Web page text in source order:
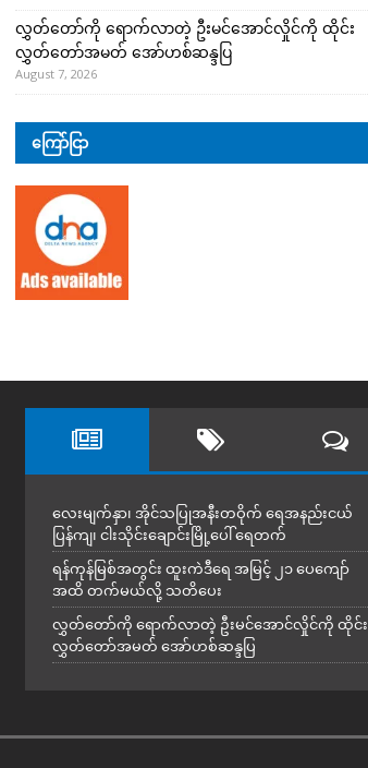
လွှတ်တော်ကို ရောက်လာတဲ့ ဦးမင်အောင်လှိုင်ကို ထိုင်း
လွှတ်တော်အမတ် အော်ဟစ်ဆန္ဒပြ
August 7, 2026
ကြော်ငြာ
လေးမျက်နှာ၊ အိုင်သပြုအနီးတဝိုက် ရေအနည်းငယ်
ပြန်ကျ၊ ငါးသိုင်းချောင်းမြို့ပေါ် ရေတက်
ရန်ကုန်မြစ်အတွင်း ထူးကဲဒီရေ အ​မြင့် ၂၁ ပေကျော်
အထိ တက်မယ်လို့ သတိပေး
လွှတ်တော်ကို ရောက်လာတဲ့ ဦးမင်အောင်လှိုင်ကို ထိုင်း
လွှတ်တော်အမတ် အော်ဟစ်ဆန္ဒပြ